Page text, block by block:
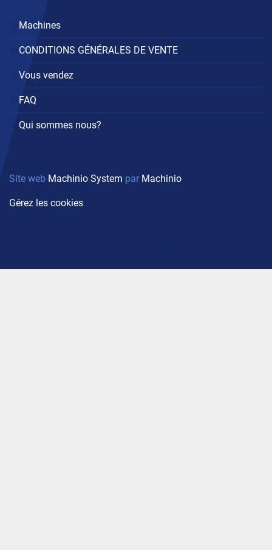
Machines
CONDITIONS GÉNÉRALES DE VENTE
Vous vendez
FAQ
Qui sommes nous?
Site web Machinio System par Machinio
Gérez les cookies